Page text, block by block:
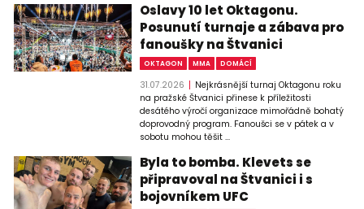
Oslavy 10 let Oktagonu.
Posunutí turnaje a zábava pro
fanoušky na Štvanici
OKTAGON MMA DOMÁCÍ
31.07.2026
Nejkrásnější turnaj Oktagonu roku
na pražské Štvanici přinese k příležitosti
desátého výročí organizace mimořádně bohatý
doprovodný program. Fanoušci se v pátek a v
sobotu mohou těšit ...
Byla to bomba. Klevets se
připravoval na Štvanici i s
bojovníkem UFC